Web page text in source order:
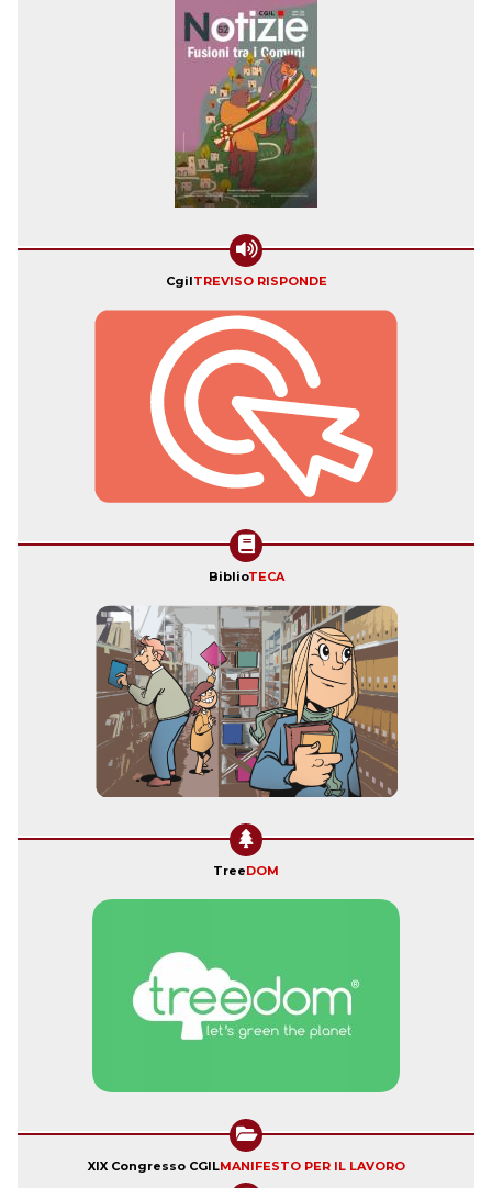
CgilTREVISO RISPONDE
BiblioTECA
TreeDOM
XIX Congresso CGILMANIFESTO PER IL LAVORO